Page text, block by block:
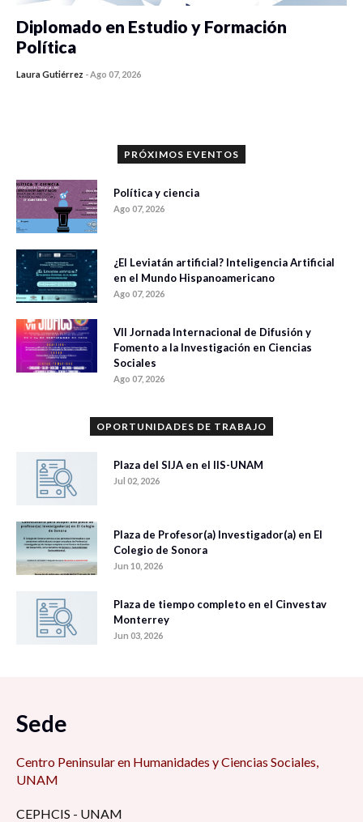
Diplomado en Estudio y Formación
Política
Laura Gutiérrez -Ago 07, 2026
PRÓXIMOS EVENTOS
Política y ciencia
Ago 07, 2026
¿El Leviatán artificial? Inteligencia Artificial
en el Mundo Hispanoamericano
Ago 07, 2026
VII Jornada Internacional de Difusión y
Fomento a la Investigación en Ciencias
Sociales
Ago 07, 2026
OPORTUNIDADES DE TRABAJO
Plaza del SIJA en el IIS-UNAM
Jul 02, 2026
Plaza de Profesor(a) Investigador(a) en El
Colegio de Sonora
Jun 10, 2026
Plaza de tiempo completo en el Cinvestav
Monterrey
Jun 03, 2026
Sede
Centro Peninsular en Humanidades y Ciencias Sociales,
UNAM
CEPHCIS - UNAM